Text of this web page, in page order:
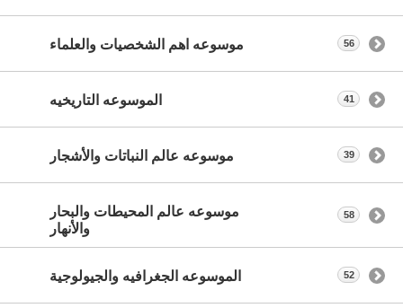
موسوعه اهم الشخصيات والعلماء 56
الموسوعه التاريخيه 41
موسوعه عالم النباتات والأشجار 39
موسوعه عالم المحيطات والبحار
والأنهار
58
الموسوعه الجغرافيه والجيولوجية 52